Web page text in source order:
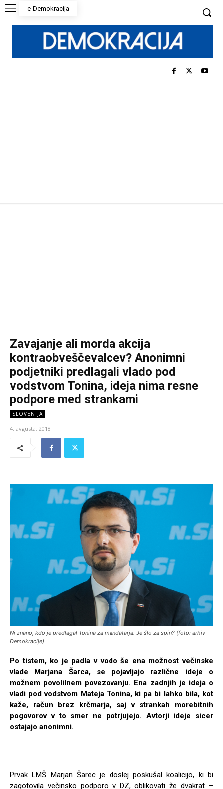
e-Demokracija
Zavajanje ali morda akcija
kontraobveščevalcev? Anonimni
podjetniki predlagali vlado pod
vodstvom Tonina, ideja nima resne
podpore med strankami
SLOVENIJA
4. avgusta, 2018
Ni znano, kdo je predlagal Tonina za mandatarja. Je šlo za spin? (foto: arhiv
Demokracije)
Po tistem, ko je padla v vodo še ena možnost večinske
vlade Marjana Šarca, se pojavljajo različne ideje o
možnem povolilnem povezovanju. Ena zadnjih je ideja o
vladi pod vodstvom Mateja Tonina, ki pa bi lahko bila, kot
kaže, račun brez krčmarja, saj v strankah morebitnih
pogovorov v to smer ne potrjujejo. Avtorji ideje sicer
ostajajo anonimni.
Prvak LMŠ Marjan Šarec je doslej poskušal koalicijo, ki bi
zagotovila večinsko podporo v DZ, oblikovati že dvakrat –